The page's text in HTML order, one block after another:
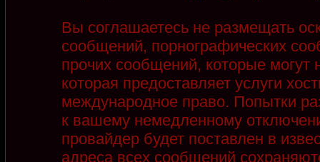
Вы соглашаетесь не размещать
сообщений, порнографических
прочих сообщений, которые
которая предоставляет услуги
международное право. Попытки
к вашему немедленному
провайдер будет поставлен в
адреса всех сообщений